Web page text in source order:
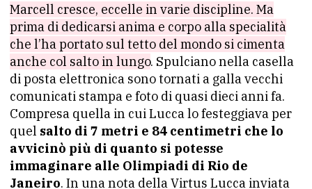
Marcell cresce, eccelle in varie discipline. Ma
prima di dedicarsi anima e corpo alla specialità
che l’ha portato sul tetto del mondo si cimenta
anche col salto in lungo. Spulciano nella casella
di posta elettronica sono tornati a galla vecchi
comunicati stampa e foto di quasi dieci anni fa.
Compresa quella in cui Lucca lo festeggiava per
quel salto di 7 metri e 84 centimetri che lo
avvicinò più di quanto si potesse
immaginare alle Olimpiadi di Rio de
Janeiro. In una nota della Virtus Lucca inviata